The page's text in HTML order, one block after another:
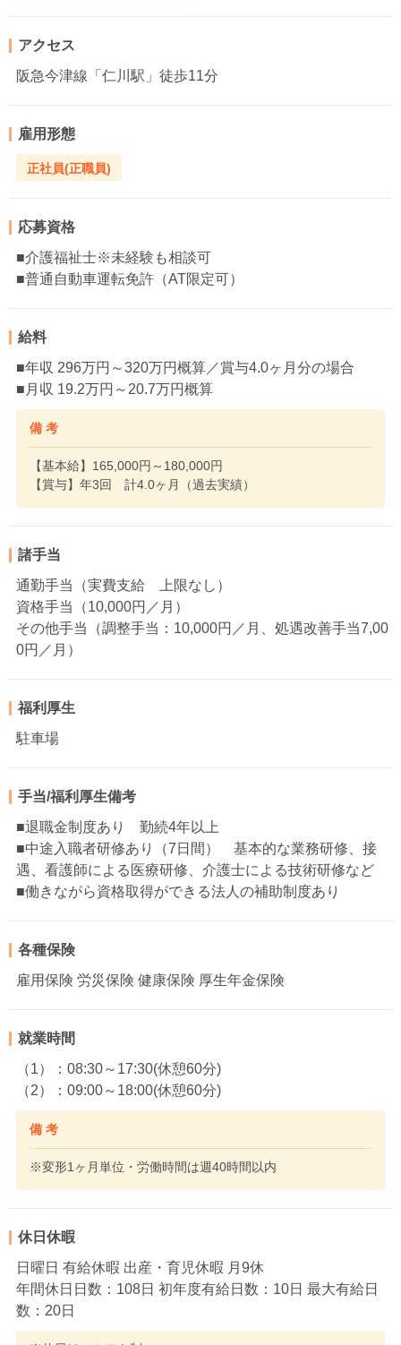
アクセス
阪急今津線「仁川駅」徒歩11分
雇用形態
正社員(正職員)
応募資格
■介護福祉士※未経験も相談可
■普通自動車運転免許（AT限定可）
給料
■年収 296万円～320万円概算／賞与4.0ヶ月分の場合
■月収 19.2万円～20.7万円概算
備 考
【基本給】165,000円～180,000円
【賞与】年3回 計4.0ヶ月（過去実績）
諸手当
通勤手当（実費支給 上限なし）
資格手当（10,000円／月）
その他手当（調整手当：10,000円／月、処遇改善手当7,00
0円／月）
福利厚生
駐車場
手当/福利厚生備考
■退職金制度あり 勤続4年以上
■中途入職者研修あり（7日間） 基本的な業務研修、接
遇、看護師による医療研修、介護士による技術研修など
■働きながら資格取得ができる法人の補助制度あり
各種保険
雇用保険 労災保険 健康保険 厚生年金保険
就業時間
（1）：08:30～17:30(休憩60分)
（2）：09:00～18:00(休憩60分)
備 考
※変形1ヶ月単位・労働時間は週40時間以内
休日休暇
日曜日 有給休暇 出産・育児休暇 月9休
年間休日日数：108日 初年度有給日数：10日 最大有給日
数：20日